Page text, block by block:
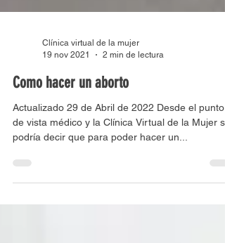
19 nov 2021
2 min de lectura
Como hacer un aborto
Actualizado 29 de Abril de 2022 Desde el punto
podría decir que para poder hacer un...